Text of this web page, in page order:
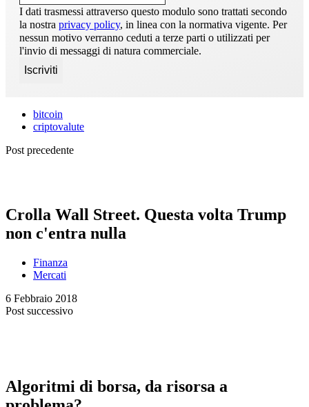
I dati trasmessi attraverso questo modulo sono trattati secondo
la nostra privacy policy, in linea con la normativa vigente. Per
nessun motivo verranno ceduti a terze parti o utilizzati per
l'invio di messaggi di natura commerciale.
bitcoin
criptovalute
Post precedente
Crolla Wall Street. Questa volta Trump
non c'entra nulla
Finanza
Mercati
6 Febbraio 2018
Post successivo
Algoritmi di borsa, da risorsa a